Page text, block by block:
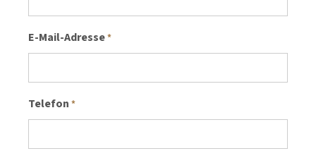
E-Mail-Adresse*
Telefon *